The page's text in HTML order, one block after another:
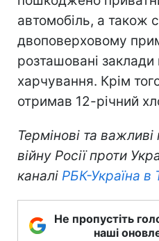
автомобіль, а також
двоповерховому
розташовані
харчування. Крім
отримав 12-річний
Термінові та
війну Росії проти
каналі РБК-Україна в
Не пропустіть
наші